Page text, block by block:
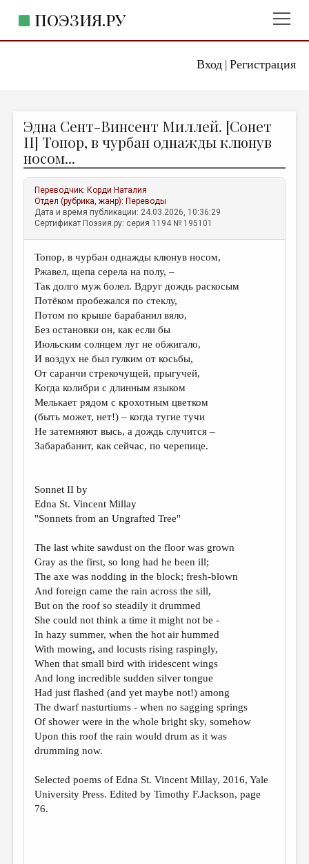
Вход| Регистрация
ПОЭЗИЯ.РУ
ЖАНРЫ
АВТОРЫ
КОММЕНТАРИИ
ЛИТСАЛОН
НОВОСТИ
ПРАВИЛА САЙТА
ОТДЕЛЫ И РУБРИКИ
ИЗБРАННОЕ
ДАЙДЖЕСТ
ПРОИЗВЕДЕНИЯ
ПЕРЕВОДЫ
КОНКУРСЫ
ДЕТСКАЯ КОМНАТА
КНИЖНАЯ ПОЛКА
СТРАНИЦЫ ПАМЯТИ
ОБЪЯВЛЕНИЯ
КОЛОНКА РЕДАКТОРА
РЕДКОЛЛЕГИЯ
ОТ РЕДАКЦИИ
МАЛАЯ ПРОЗА
ЭССЕИСТИКА
ЛИТЕРАТУРОВЕДЕНИЕ
КУЛЬТУРОВЕДЕНИЕ
ПУБЛИЦИСТИКА
РЕЦЕНЗИРОВАНИЕ
ТРЕДИАКОВСКИЙ
Эдна Сент-Винсент Миллей. [Сонет
II] Топор, в чурбан однажды клюнув
носом...
Переводчик: Корди Наталия
Отдел (рубрика, жанр): Переводы
Дата и время публикации: 24.03.2026, 10:36:29
Сертификат Поэзия.ру: серия 1194 № 195101
Топор, в чурбан однажды клюнув носом,
Ржавел, щепа серела на полу, –
Так долго муж болел. Вдруг дождь раскосым
Потёком пробежался по стеклу,
Потом по крыше барабанил вяло,
Без остановки он, как если бы
Июльским солнцем луг не обжигало,
И воздух не был гулким от косьбы,
От саранчи стрекочущей, прыгучей,
Когда колибри с длинным языком
Мелькает рядом с крохотным цветком
(быть может, нет!) – когда тугие тучи
Не затемняют высь, а дождь случится –
Забарабанит, как сейчас, по черепице.
Sonnet II by
Edna St. Vincent Millay
"Sonnets from an Ungrafted Tree"
The last white sawdust on the floor was grown
Gray as the first, so long had he been ill;
The axe was nodding in the block; fresh-blown
And foreign came the rain across the sill,
But on the roof so steadily it drummed
She could not think a time it might not be -
In hazy summer, when the hot air hummed
With mowing, and locusts rising raspingly,
When that small bird with iridescent wings
And long incredible sudden silver tongue
Had just flashed (and yet maybe not!) among
The dwarf nasturtiums - when no sagging springs
Of shower were in the whole bright sky, somehow
Upon this roof the rain would drum as it was
drumming now.
Selected poems of Edna St. Vincent Millay, 2016, Yale
University Press. Edited by Timothy F.Jackson, page
76.